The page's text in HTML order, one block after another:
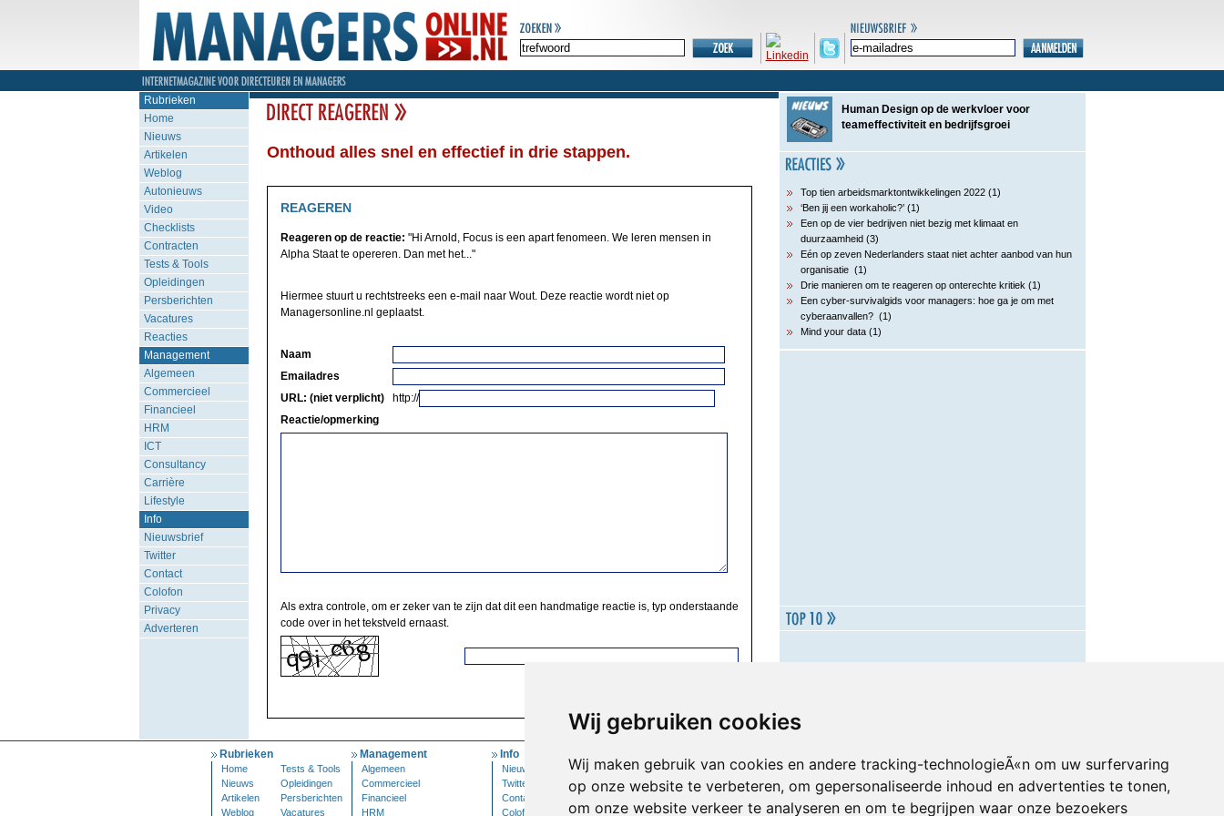
Wij gebruiken cookies
Wij maken gebruik van cookies en andere tracking-technologieÃ«n om uw surfervaring
op onze website te verbeteren, om gepersonaliseerde inhoud en advertenties te tonen,
om onze website verkeer te analyseren en om te begrijpen waar onze bezoekers
Rubrieken
Home
Nieuws
Artikelen
Weblog
Autonieuws
Video
Checklists
Contracten
Tests & Tools
Opleidingen
Persberichten
Vacatures
Reacties
Management
Algemeen
Commercieel
Financieel
HRM
ICT
Consultancy
Carrière
Lifestyle
Info
Nieuwsbrief
Twitter
Contact
Colofon
Privacy
Adverteren
Onthoud alles snel en effectief in drie stappen.
REAGEREN
Reageren op de reactie: "Hi Arnold, Focus is een apart fenomeen. We leren mensen in
Alpha Staat te opereren. Dan met het..."
Hiermee stuurt u rechtstreeks een e-mail naar Wout. Deze reactie wordt niet op
Managersonline.nl geplaatst.
Naam
Emailadres
URL: (niet verplicht)
http://
Reactie/opmerking
Als extra controle, om er zeker van te zijn dat dit een handmatige reactie is, typ onderstaande
code over in het tekstveld ernaast.
Human Design op de werkvloer voor
teameffectiviteit en bedrijfsgroei
Top tien arbeidsmarktontwikkelingen 2022 (1)
‘Ben jij een workaholic?’ (1)
Een op de vier bedrijven niet bezig met klimaat en
duurzaamheid (3)
Eén op zeven Nederlanders staat niet achter aanbod van hun
organisatie (1)
Drie manieren om te reageren op onterechte kritiek (1)
Een cyber-survivalgids voor managers: hoe ga je om met
cyberaanvallen? (1)
Mind your data (1)
Rubrieken
Home
Tests & Tools
Nieuws
Opleidingen
Artikelen
Persberichten
Weblog
Vacatures
Management
Algemeen
Commercieel
Financieel
HRM
Info
Nieuwsbrief
Twitter
Contact
Colofon
Inloggen